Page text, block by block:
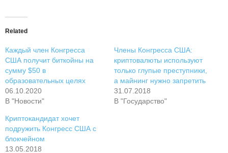
Related
Каждый член Конгресса
США получит биткойны на
сумму $50 в
образовательных целях
06.10.2020
В "Новости"
Члены Конгресса США:
криптовалюты используют
только глупые преступники,
а майнинг нужно запретить
31.07.2018
В "Государство"
Криптокандидат хочет
подружить Конгресс США с
блокчейном
13.05.2018